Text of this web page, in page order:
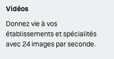
Vidéos
Donnez vie à vos
établissements et spécialités
avec 24 images par seconde.